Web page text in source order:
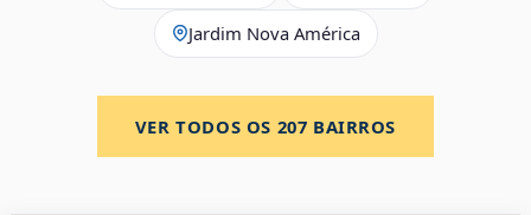
Jardim Nova América
VER TODOS OS 207 BAIRROS